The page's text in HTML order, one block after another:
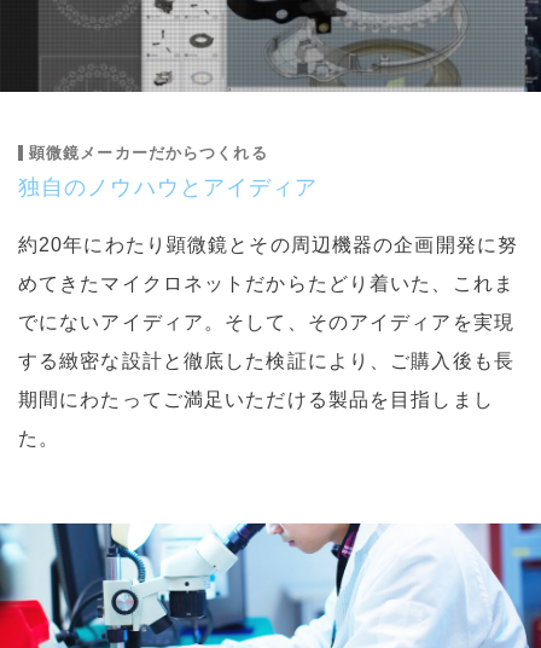
顕微鏡メーカーだからつくれる
独自のノウハウとアイディア
約20年にわたり顕微鏡とその周辺機器の企画開発に努
めてきたマイクロネットだからたどり着いた、これま
でにないアイディア。そして、そのアイディアを実現
する緻密な設計と徹底した検証により、ご購入後も長
期間にわたってご満足いただける製品を目指しまし
た。